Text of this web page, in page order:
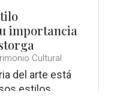
importancia
Cultural
del arte está
estilos